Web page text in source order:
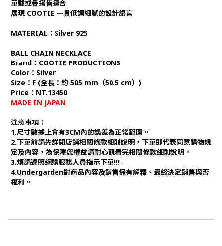
單戴或疊搭皆適合
展現 COOTIE 一貫低調細膩的設計語言
MATERIAL：Silver 925
BALL CHAIN NECKLACE
Brand：COOTIE PRODUCTIONS
Color：Silver
Size：F (全長：約 505 mm（50.5 cm）)
Price：NT.13450
MADE IN JAPAN
注意事項：
1.尺寸數據上會有3CM內的誤差為正常範圍。
2.下單前請先詳閱店鋪相關條款細則說明，下單即代表同意購物規
定及內容，為保障您權益請耐心觀看完相關條款細則說明。
3.煩請遵照網購服務人員指示下單!!!
4.Undergarden對商品內容及銷售保有解釋、最終決定銷售與否
權利。